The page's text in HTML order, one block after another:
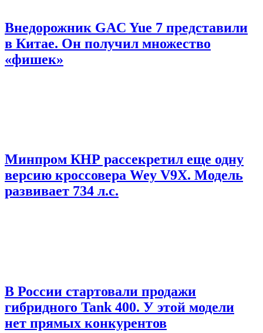
Внедорожник GAC Yue 7 представили
в Китае. Он получил множество
«фишек»
Минпром КНР рассекретил еще одну
версию кроссовера Wey V9X. Модель
развивает 734 л.с.
В России стартовали продажи
гибридного Tank 400. У этой модели
нет прямых конкурентов